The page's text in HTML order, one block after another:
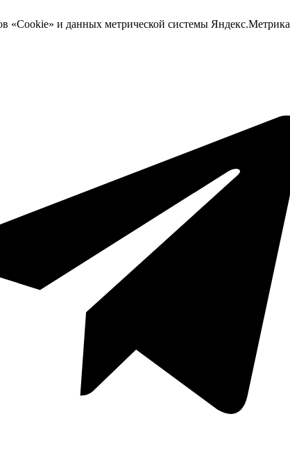
«Cookie» и данных метрической системы Яндекс.Метрика